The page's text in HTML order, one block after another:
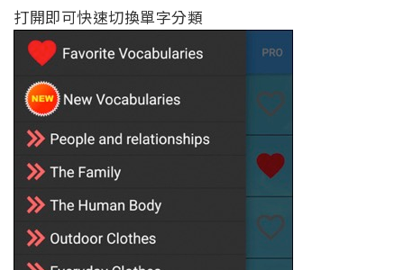
打開即可快速切換單字分類